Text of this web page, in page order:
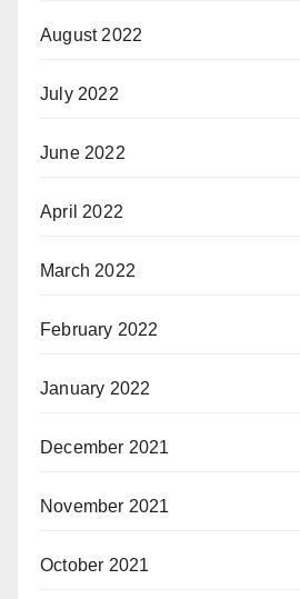
August 2022
July 2022
June 2022
April 2022
March 2022
February 2022
January 2022
December 2021
November 2021
October 2021